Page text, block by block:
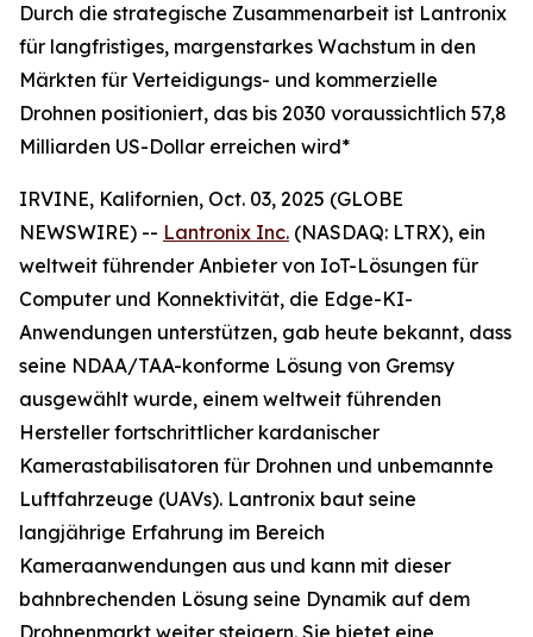
Durch die strategische Zusammenarbeit ist Lantronix
für langfristiges, margenstarkes Wachstum in den
Märkten für Verteidigungs- und kommerzielle
Drohnen positioniert, das bis 2030 voraussichtlich 57,8
Milliarden US-Dollar erreichen wird*
IRVINE, Kalifornien, Oct. 03, 2025 (GLOBE
NEWSWIRE) -- Lantronix Inc. (NASDAQ: LTRX), ein
weltweit führender Anbieter von IoT-Lösungen für
Computer und Konnektivität, die Edge-KI-
Anwendungen unterstützen, gab heute bekannt, dass
seine NDAA/TAA-konforme Lösung von Gremsy
ausgewählt wurde, einem weltweit führenden
Hersteller fortschrittlicher kardanischer
Kamerastabilisatoren für Drohnen und unbemannte
Luftfahrzeuge (UAVs). Lantronix baut seine
langjährige Erfahrung im Bereich
Kameraanwendungen aus und kann mit dieser
bahnbrechenden Lösung seine Dynamik auf dem
Drohnenmarkt weiter steigern. Sie bietet eine